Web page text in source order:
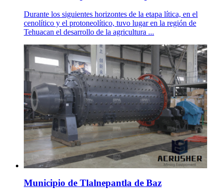
Durante los siguientes horizontes de la etapa lítica, en el
cenolítico y el protoneolítico, tuvo lugar en la región de
Tehuacan el desarrollo de la agricultura ...
Municipio de Tlalnepantla de Baz